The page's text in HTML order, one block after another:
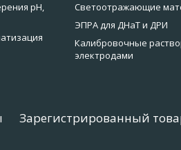
pH,
Светоотражающие
ЭПРА для ДНаТ и ДРИ
Калибровочные
электродами
Зарегистрированный